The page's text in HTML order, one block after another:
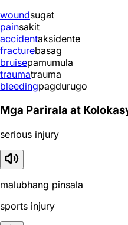
woundsugat
painsakit
accidentaksidente
fracturebasag
bruisepamumula
traumatrauma
bleedingpagdurugo
Mga Parirala at
serious injury
malubhang pinsala
sports injury